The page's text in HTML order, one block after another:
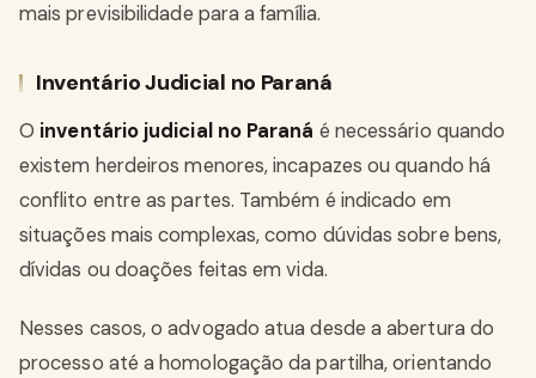
mais previsibilidade para a família.
Inventário Judicial no Paraná
O inventário judicial no Paraná é necessário quando
existem herdeiros menores, incapazes ou quando há
conflito entre as partes. Também é indicado em
situações mais complexas, como dúvidas sobre bens,
dívidas ou doações feitas em vida.
Nesses casos, o advogado atua desde a abertura do
processo até a homologação da partilha, orientando